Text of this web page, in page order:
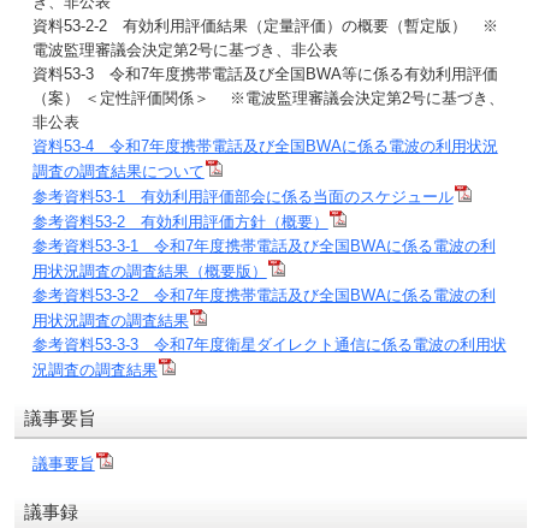
資料53-2-2 有効利用評価結果（定量評価）の概要（暫定版） ※
電波監理審議会決定第2号に基づき、非公表
資料53-3 令和7年度携帯電話及び全国BWA等に係る有効利用評価
（案） ＜定性評価関係＞ ※電波監理審議会決定第2号に基づき、
非公表
資料53-4 令和7年度携帯電話及び全国BWAに係る電波の利用状況
調査の調査結果について
参考資料53-1 有効利用評価部会に係る当面のスケジュール
参考資料53-2 有効利用評価方針（概要）
参考資料53-3-1 令和7年度携帯電話及び全国BWAに係る電波の利
用状況調査の調査結果（概要版）
参考資料53-3-2 令和7年度携帯電話及び全国BWAに係る電波の利
用状況調査の調査結果
参考資料53-3-3 令和7年度衛星ダイレクト通信に係る電波の利用状
況調査の調査結果
議事要旨
議事要旨
議事録